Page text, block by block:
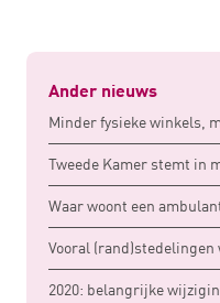
Ander nieuws
Minder fysieke winkels,
Tweede Kamer stemt in
Waar woont een
Vooral
2020: belangrijke